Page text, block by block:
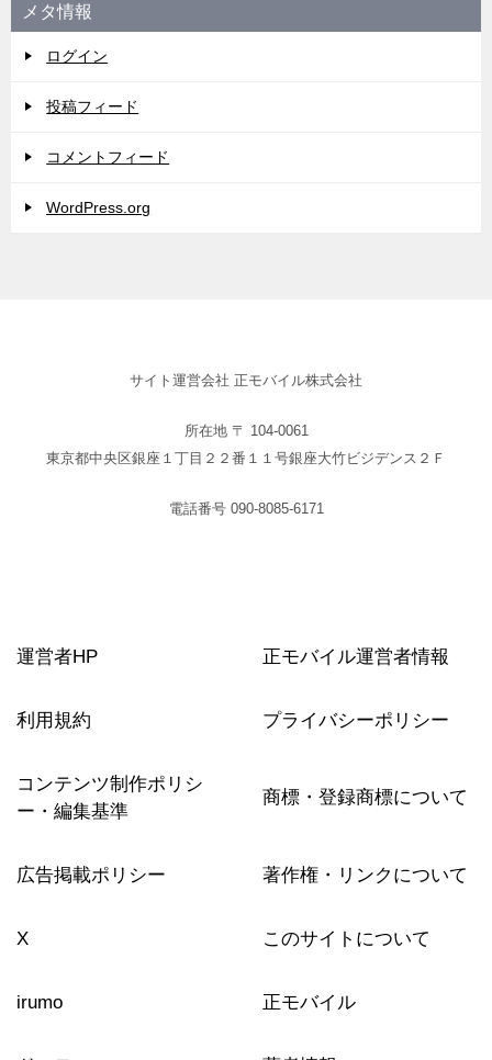
メタ情報
ログイン
投稿フィード
コメントフィード
WordPress.org
サイト運営会社 正モバイル株式会社
所在地 〒 104-0061
東京都中央区銀座１丁目２２番１１号銀座大竹ビジデンス２Ｆ
電話番号 090-8085-6171
運営者HP 正モバイル運営者情報
利用規約 プライバシーポリシー
コンテンツ制作ポリシ
ー・編集基準
商標・登録商標について
広告掲載ポリシー 著作権・リンクについて
X このサイトについて
irumo 正モバイル